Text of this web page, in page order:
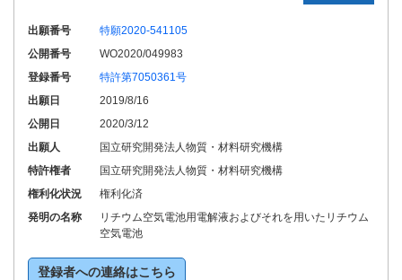
出願番号
特願2020-541105
公開番号
WO2020/049983
登録番号
特許第7050361号
出願日
2019/8/16
公開日
2020/3/12
出願人
国立研究開発法人物質・材料研究機構
特許権者
国立研究開発法人物質・材料研究機構
権利化状況
権利化済
発明の名称
リチウム空気電池用電解液およびそれを用いたリチウム
空気電池
登録者への連絡はこちら